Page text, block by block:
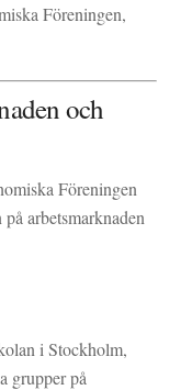
Föreningen,
och
Föreningen
arbetsmarknaden
i Stockholm,
grupper på